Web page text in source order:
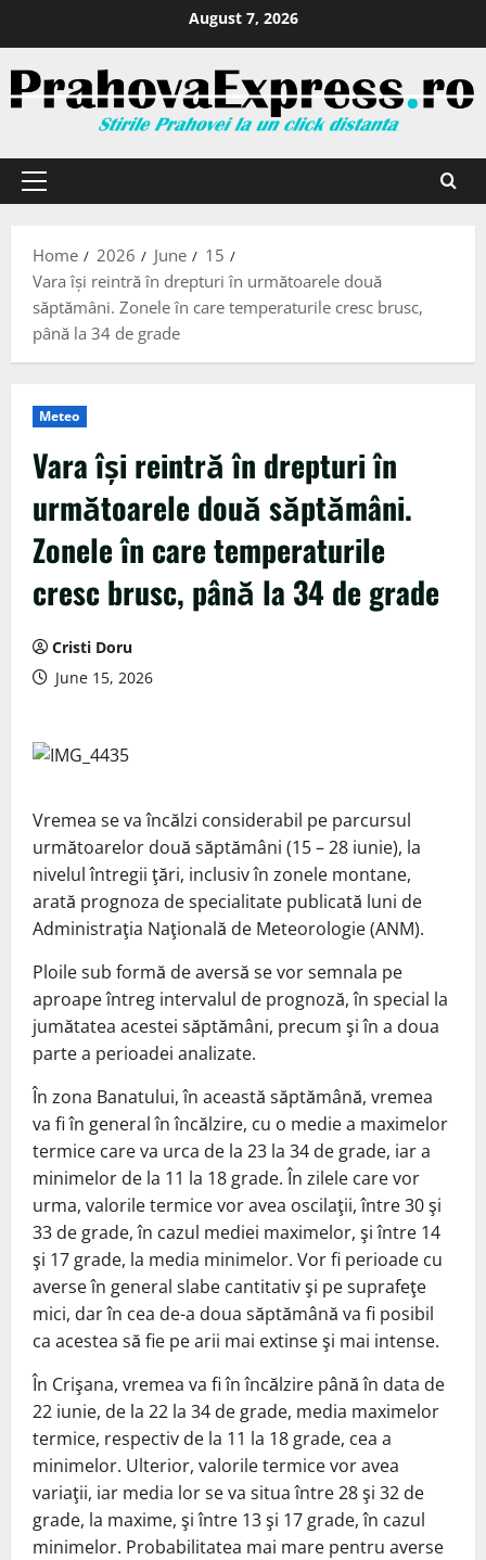
August 7, 2026
Home 2026 June
15
Vara își reintră în drepturi în următoarele două
săptămâni. Zonele în care temperaturile cresc brusc,
până la 34 de grade
Meteo
Vara își reintră în drepturi în
următoarele două săptămâni.
Zonele în care temperaturile
cresc brusc, până la 34 de grade
Cristi Doru
June 15, 2026
Vremea se va încălzi considerabil pe parcursul
următoarelor două săptămâni (15 – 28 iunie), la
nivelul întregii ţări, inclusiv în zonele montane,
arată prognoza de specialitate publicată luni de
Administraţia Naţională de Meteorologie (ANM).
Ploile sub formă de aversă se vor semnala pe
aproape întreg intervalul de prognoză, în special la
jumătatea acestei săptămâni, precum şi în a doua
parte a perioadei analizate.
În zona Banatului, în această săptămână, vremea
va fi în general în încălzire, cu o medie a maximelor
termice care va urca de la 23 la 34 de grade, iar a
minimelor de la 11 la 18 grade. În zilele care vor
urma, valorile termice vor avea oscilaţii, între 30 şi
33 de grade, în cazul mediei maximelor, şi între 14
şi 17 grade, la media minimelor. Vor fi perioade cu
averse în general slabe cantitativ şi pe suprafeţe
mici, dar în cea de-a doua săptămână va fi posibil
ca acestea să fie pe arii mai extinse şi mai intense.
În Crişana, vremea va fi în încălzire până în data de
22 iunie, de la 22 la 34 de grade, media maximelor
termice, respectiv de la 11 la 18 grade, cea a
minimelor. Ulterior, valorile termice vor avea
variaţii, iar media lor se va situa între 28 şi 32 de
grade, la maxime, şi între 13 şi 17 grade, în cazul
minimelor. Probabilitatea mai mare pentru averse